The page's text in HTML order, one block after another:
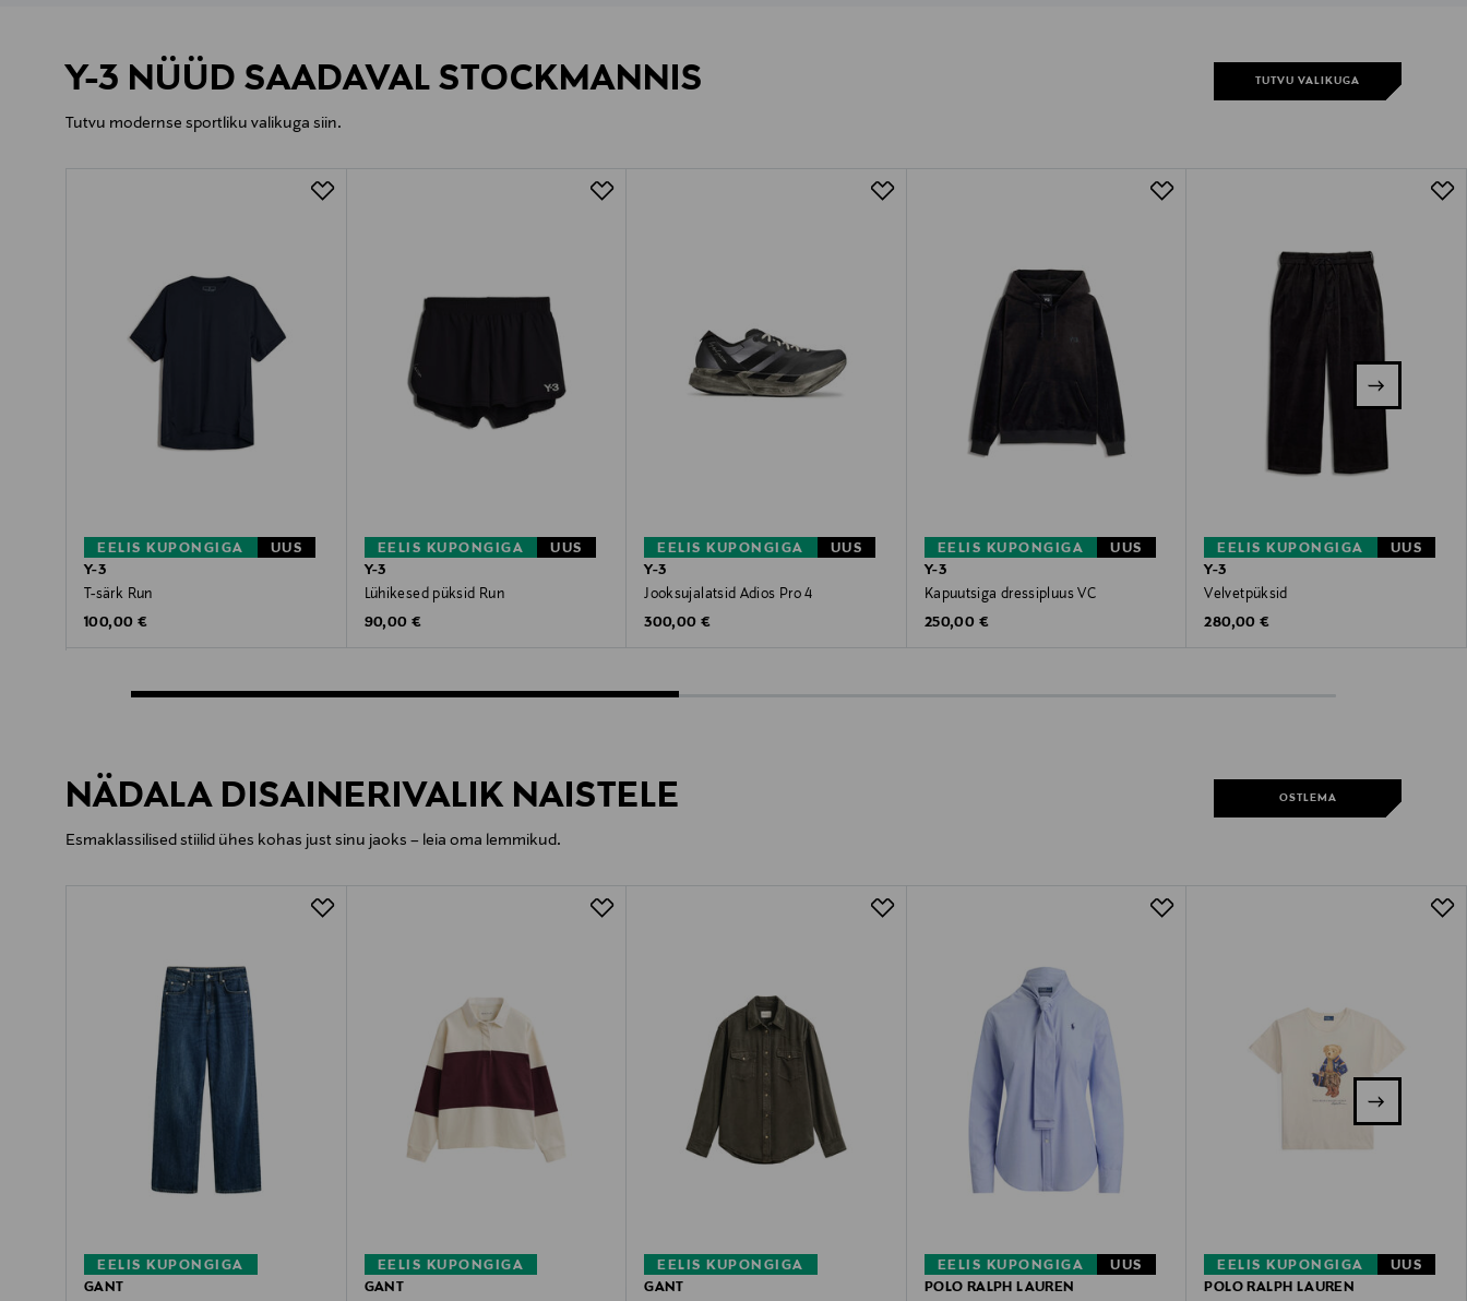
Y-3 NÜÜD SAADAVAL STOCKMANNIS
Tutvu modernse sportliku valikuga siin.
TUTVU VALIKUGA
EELIS KUPONGIGA
UUS
Y-3
T-särk Run
Original Price
100,00 €
EELIS KUPONGIGA
UUS
Y-3
Lühikesed püksid Run
Original Price
90,00 €
EELIS KUPONGIGA
UUS
Y-3
Jooksujalatsid Adios Pro 4
Original Price
300,00 €
EELIS KUPONGIGA
UUS
Y-3
Kapuutsiga dressipluus VC
Original Price
250,00 €
EELIS KUPONGIGA
UUS
Y-3
Velvetpüksid
Original Price
280,00 €
NÄDALA DISAINERIVALIK NAISTELE
Esmaklassilised stiilid ühes kohas just sinu jaoks – leia oma lemmikud.
OSTLEMA
EELIS KUPONGIGA
GANT
EELIS KUPONGIGA
GANT
EELIS KUPONGIGA
GANT
EELIS KUPONGIGA
UUS
POLO RALPH LAUREN
EELIS KUPONGIGA
UUS
POLO RALPH LAUREN